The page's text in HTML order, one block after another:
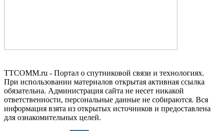
TTCOMM.ru - Портал о спутниковой связи и технологиях.
При использовании материалов открытая активная ссылка
обязательна. Администрация сайта не несет никакой
ответственности, персональные данные не собираются. Вся
информация взята из открытых источников и предоставлена
для ознакомительных целей.